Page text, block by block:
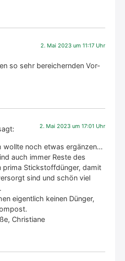
2. Mai 2023 um 11:17 Uhr
so sehr berei­chern­den Vor­
2. Mai 2023 um 17:01 Uhr
woll­te noch etwas ergän­zen…
auch immer Res­te des
pri­ma Stick­stoff­dün­ger, damit
sind und schön viel
eigent­lich kei­nen Dün­ger,
Chris­tia­ne